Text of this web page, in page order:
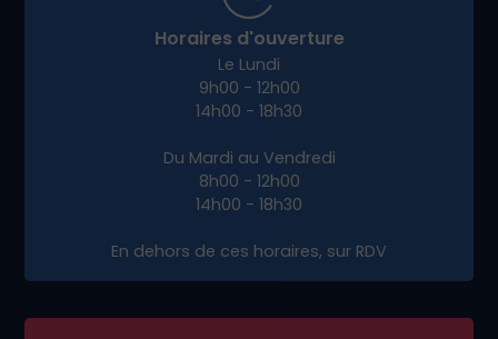
Horaires d'ouverture
Le Lundi
9h00 - 12h00
14h00 - 18h30
Du Mardi au Vendredi
8h00 - 12h00
14h00 - 18h30
En dehors de ces horaires, sur RDV